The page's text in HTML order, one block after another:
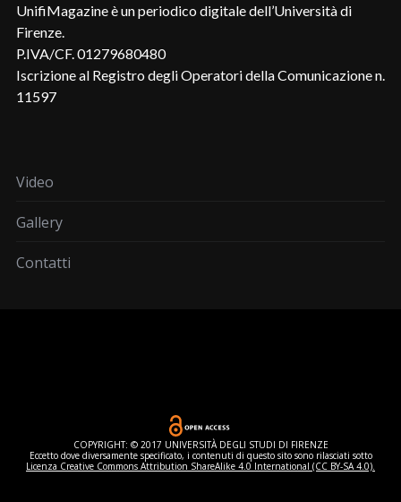
UnifiMagazine è un periodico digitale dell’Università di
Firenze.
P.IVA/CF. 01279680480
Iscrizione al Registro degli Operatori della Comunicazione n.
11597
Video
Gallery
Contatti
COPYRIGHT: © 2017 UNIVERSITÀ DEGLI STUDI DI FIRENZE
Eccetto dove diversamente specificato, i contenuti di questo sito sono rilasciati sotto
Licenza Creative Commons Attribution ShareAlike 4.0 International (CC BY-SA 4.0).